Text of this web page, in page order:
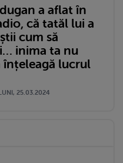
a aflat în
că tatăl lui a
cum să
inima ta nu
înțeleagă lucrul
25.03.2024